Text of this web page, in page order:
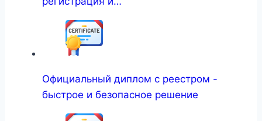
Официальный диплом с реестром -
быстрое и безопасное решение